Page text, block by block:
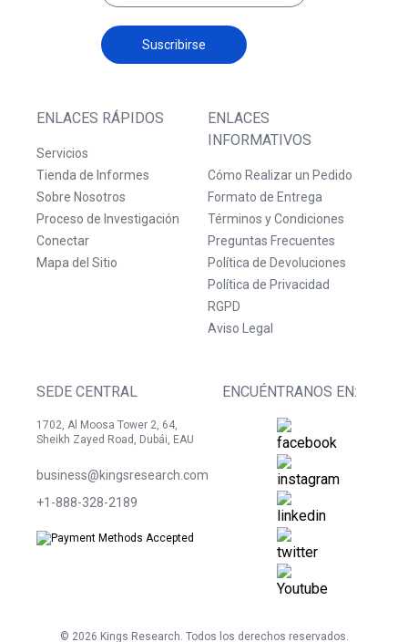
ENLACES RÁPIDOS
Servicios
Tienda de Informes
Sobre Nosotros
Proceso de Investigación
Conectar
Mapa del Sitio
ENLACES
INFORMATIVOS
Cómo Realizar un Pedido
Formato de Entrega
Términos y Condiciones
Preguntas Frecuentes
Política de Devoluciones
Política de Privacidad
RGPD
Aviso Legal
SEDE CENTRAL
1702, Al Moosa Tower 2, 64,
Sheikh Zayed Road, Dubái, EAU
business@kingsresearch.com
+1-888-328-2189
ENCUÉNTRANOS EN:
Suscribirse
© 2026 Kings Research. Todos los derechos reservados.